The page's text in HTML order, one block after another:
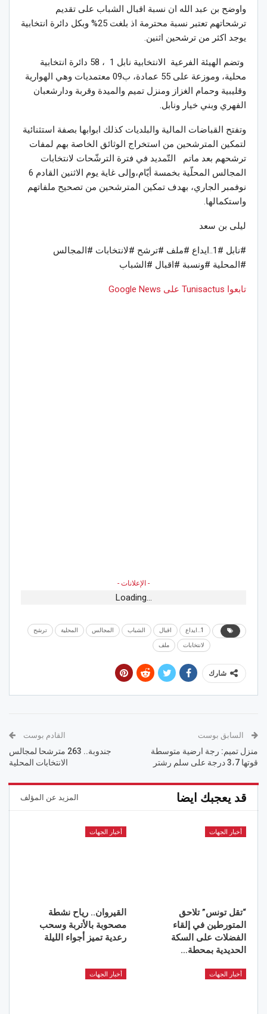
واوضح بن عبد الله ان نسبة اقبال الشباب على تقديم
ترشحاتهم تعتبر نسبة محترمة اذ بلغت 25% وبكل دائرة انتخابية
يوجد اكثر من ترشحين اثنين.
وتضم الهيئة الفرعية الانتخابية نابل 1 ، 58 دائرة انتخابية
محلية، وموزعة على 55 عمادة، ب09 معتمديات وهي الهوارية
وقليبية وحمام الغزاز ومنزل تميم والميدة وقربة ودارشعبان
الفهري وبني خيار ونابل.
وتفتح القباضات المالية والبلديات كذلك ابوابها بصفة استثنائية
لتمكين المترشحين من استخراج الوثائق الخاصة بهم لمفات
ترشحهم بعد ماتم التّمديد في فترة الترشّحات لانتخابات
المجالس المحلّية بخمسة أيّام،وإلى غاية يوم الاثنين القادم 6
نوفمبر الجاري، بهدف تمكين المترشحين من تصحيح ملفاتهم
واستكمالها.
ليلى بن سعد
#نابل #1..ايداع #ملف #ترشح #لانتخابات #المجالس
#المحلية #ونسبة #اقبال #الشباب
تابعوا Tunisactus على Google News
- الإعلانات -
Loading...
1..ايداع اقبال الشباب المجالس المحلية ترشح
لانتخابات ملف
شارك
السابق بوست
منزل تميم: رجة ارضية متوسطة
قوتها 3،7 درجة على سلم رشتر
القادم بوست
جندوبة.. 263 مترشحا لمجالس
الانتخابات المحلية
قد يعجبك ايضا المزيد عن المؤلف
أخبار الجهات
“تقل تونس” تلاحق
المتورطين في إلقاء
الفضلات على السكة
الحديدية بمحطة…
أخبار الجهات
القيروان.. رياح نشطة
مصحوبة بالأتربة وسحب
رعدية تميز أجواء الليلة
أخبار الجهات أخبار الجهات